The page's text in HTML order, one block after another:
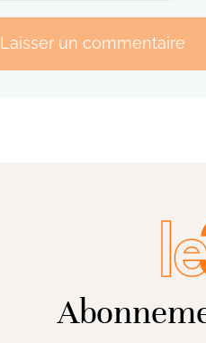
Laisser un commentaire